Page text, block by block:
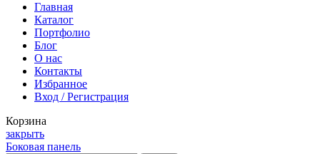
Главная
Каталог
Портфолио
Блог
О нас
Контакты
Избранное
Вход / Регистрация
Корзина
закрыть
Боковая панель